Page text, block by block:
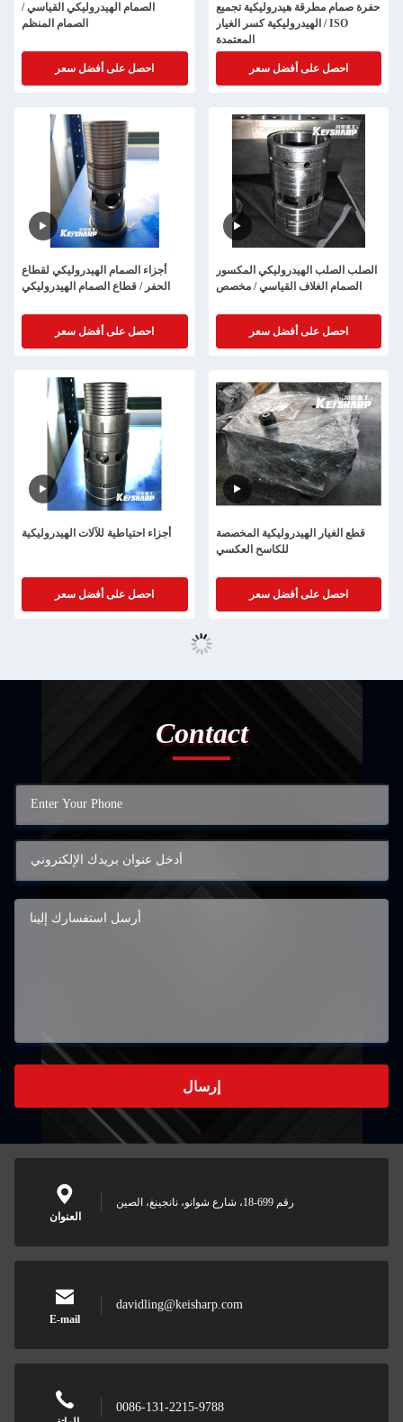
الصمام الهيدروليكي القياسي /
الصمام المنظم
احصل على أفضل سعر
حفرة صمام مطرقة هيدروليكية تجميع
/ الهيدروليكية كسر الغيار ISO
المعتمدة
احصل على أفضل سعر
أجزاء الصمام الهيدروليكي لقطاع
الحفر / قطاع الصمام الهيدروليكي
احصل على أفضل سعر
الصلب الصلب الهيدروليكي المكسور
الصمام الغلاف القياسي / مخصص
احصل على أفضل سعر
أجزاء احتياطية للآلات الهيدروليكية
احصل على أفضل سعر
قطع الغيار الهيدروليكية المخصصة
للكاسح العكسي
احصل على أفضل سعر
Contact
إرسال
العنوان
رقم 699-18، شارع شوانو، نانجينغ، الصين
E-mail
davidling@keisharp.com
0086-131-2215-9788